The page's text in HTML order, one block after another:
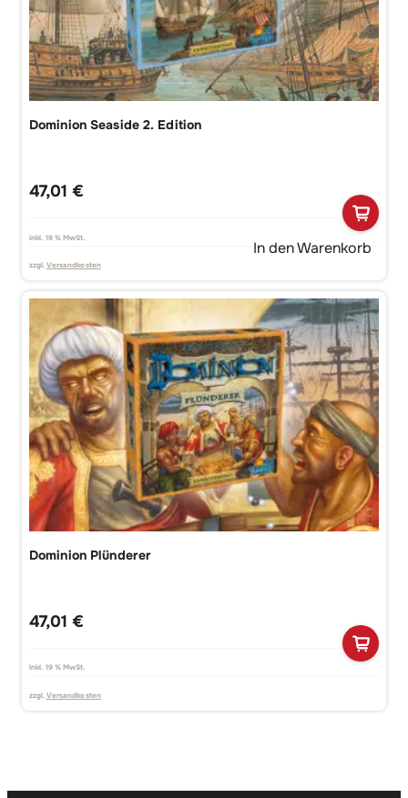
Dominion Seaside 2. Edition
47,01 €
inkl. 19 % MwSt.
zzgl. Versandkosten
In den Warenkorb
Dominion Plünderer
47,01 €
inkl. 19 % MwSt.
zzgl. Versandkosten